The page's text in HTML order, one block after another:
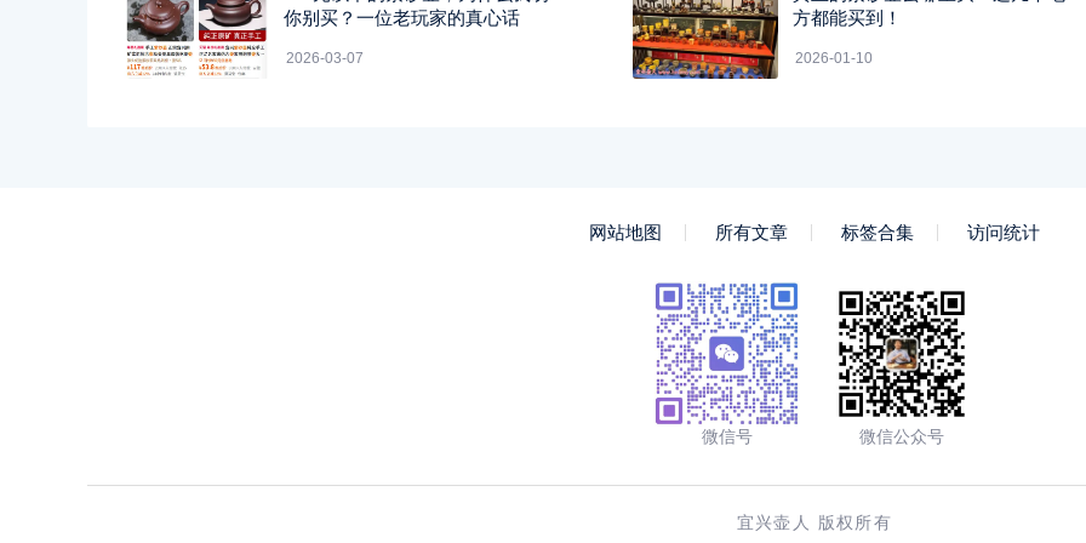
你别买？一位老玩家的真心话
2026-03-07
方都能买到！
2026-01-10
网站地图 所有文章 标签合集 访问统计
微信号 微信公众号
宜兴壶人 版权所有